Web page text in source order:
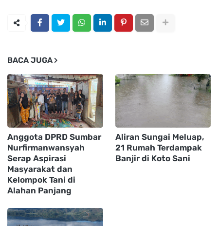
BACA JUGA
Anggota DPRD Sumbar
Nurfirmanwansyah
Serap Aspirasi
Masyarakat dan
Kelompok Tani di
Alahan Panjang
Aliran Sungai Meluap,
21 Rumah Terdampak
Banjir di Koto Sani